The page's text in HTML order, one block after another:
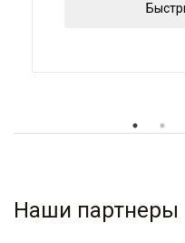
Наши партнеры